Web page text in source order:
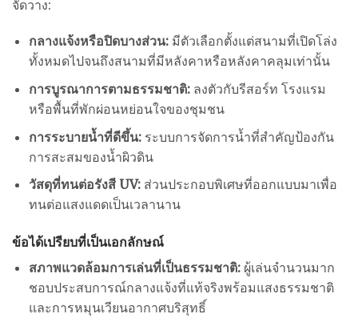
จัดวาง:
กลางแจ้งหรือปิดบางส่วน:มีตัวเลือกตั้งแต่สนามที่เปิดโล่ง
ทั้งหมดไปจนถึงสนามที่มีหลังคาหรือหลังคาคลุมเท่านั้น
การบูรณาการตามธรรมชาติ:ลงตัวกับรีสอร์ท โรงแรม
หรือพื้นที่พักผ่อนหย่อนใจของชุมชน
การระบายน้ำที่ดีขึ้น:ระบบการจัดการน้ำที่สำคัญป้องกัน
การสะสมของน้ำผิวดิน
วัสดุที่ทนต่อรังสี UV:ส่วนประกอบพิเศษที่ออกแบบมาเพื่อ
ทนต่อแสงแดดเป็นเวลานาน
ข้อได้เปรียบที่เป็นเอกลักษณ์
สภาพแวดล้อมการเล่นที่เป็นธรรมชาติ:ผู้เล่นจำนวนมาก
ชอบประสบการณ์กลางแจ้งที่แท้จริงพร้อมแสงธรรมชาติ
และการหมุนเวียนอากาศบริสุทธิ์